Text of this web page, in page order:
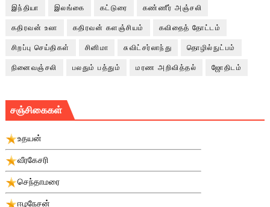
இந்தியா இலங்கை கட்டுரை கண்ணீர் அஞ்சலி
கதிரவன் உலா கதிரவன் களஞ்சியம் கவிதைத் தோட்டம்
சிறப்பு செய்திகள் சினிமா சுவிட்சர்லாந்து தொழில்நுட்பம்
நினைவஞ்சலி பலதும் பத்தும் மரண அறிவித்தல் ஜோதிடம்
சஞ்சிகைகள்
உதயன்
வீரகேசரி
செந்தாமரை
ஈழநேசன்